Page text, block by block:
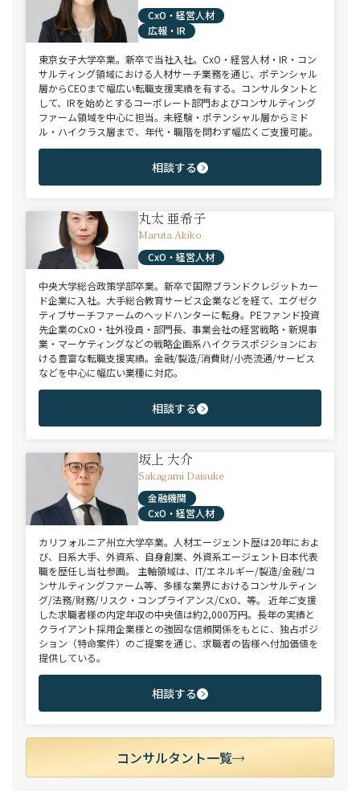
CxO・経営人材
広報・IR
東京女子大学卒業。新卒で当社入社。CxO・経営人材・IR・コン
サルティング領域における人材サーチ業務を通じ、ポテンシャル
層からCEOまで幅広い転職支援実績を有する。コンサルタントと
して、IRを始めとするコーポレート部門およびコンサルティング
ファーム領域を中心に担当。未経験・ポテンシャル層からミド
ル・ハイクラス層まで、年代・職階を問わず幅広くご支援可能。
相談する
丸太 亜希子
Maruta Akiko
CxO・経営人材
中央大学総合政策学部卒業。新卒で国際ブランドクレジットカー
ド企業に入社。大手総合教育サービス企業などを経て、エグゼク
ティブサーチファームのヘッドハンターに転身。PEファンド投資
先企業のCxO・社外役員・部門長、事業会社の経営戦略・新規事
業・マーケティングなどの戦略企画系ハイクラスポジションにお
ける豊富な転職支援実績。金融/製造/消費財/小売流通/サービス
などを中心に幅広い業種に対応。
相談する
坂上 大介
Sakagami Daisuke
金融機関
CxO・経営人材
カリフォルニア州立大学卒業。人材エージェント歴は20年におよ
び、日系大手、外資系、自身創業、外資系エージェント日本代表
職を歴任し当社参画。 主軸領域は、IT/エネルギー/製造/金融/コ
ンサルティングファーム等、多様な業界におけるコンサルティン
グ/法務/財務/リスク・コンプライアンス/CxO、等。 近年ご支援
した求職者様の内定年収の中央値は約2,000万円。長年の実績と
クライアント採用企業様との強固な信頼関係をもとに、独占ポジ
ション（特命案件）のご提案を通じ、求職者の皆様へ付加価値を
提供している。
相談する
コンサルタント一覧